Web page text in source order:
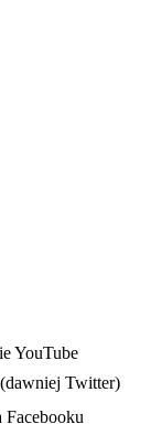
YouTube
Twitter)
Facebooku